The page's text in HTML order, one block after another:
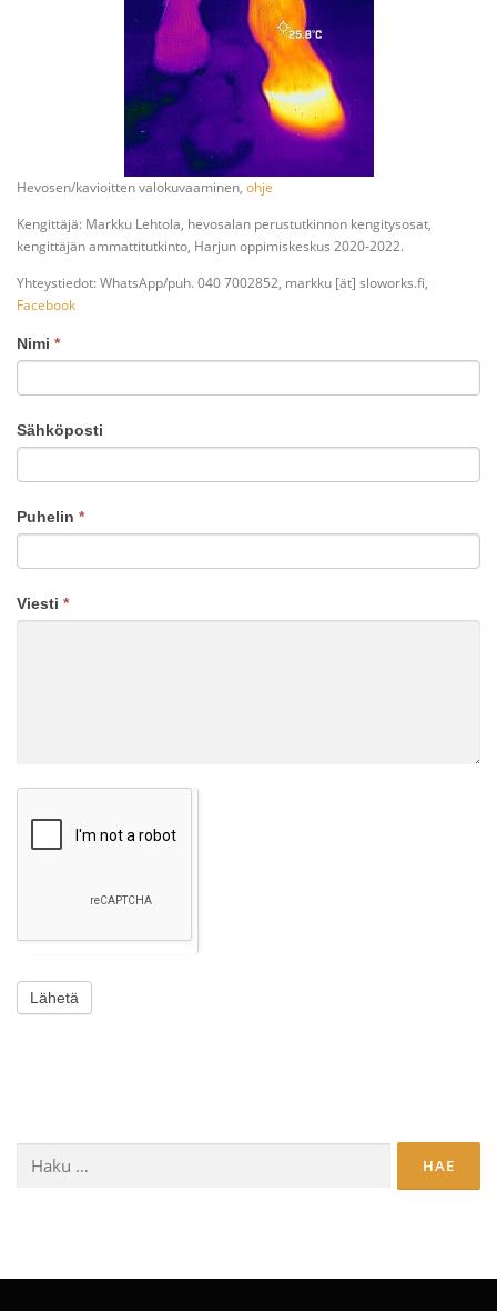
Hevosen/kavioitten valokuvaaminen, ohje
Kengittäjä: Markku Lehtola, hevosalan perustutkinnon kengitysosat,
kengittäjän ammattitutkinto, Harjun oppimiskeskus 2020-2022.
Yhteystiedot: WhatsApp/puh. 040 7002852, markku [ät] sloworks.fi,
Facebook
Ota
yhteyttä
Nimi *
Sähköposti
Puhelin *
Viesti *
Lähetä